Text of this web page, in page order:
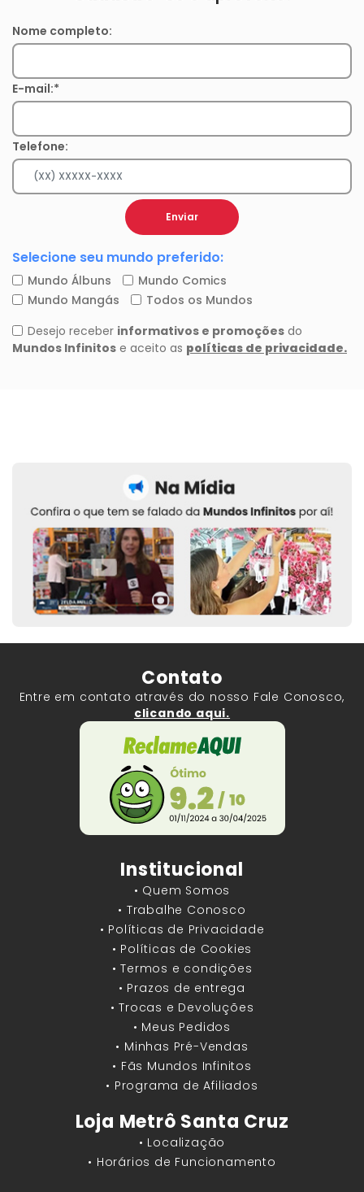
Contato
Entre em contato através do nosso Fale Conosco,
clicando aqui.
Institucional
• Quem Somos
• Trabalhe Conosco
• Políticas de Privacidade
• Políticas de Cookies
• Termos e condições
• Prazos de entrega
• Trocas e Devoluções
• Meus Pedidos
• Minhas Pré-Vendas
• Fãs Mundos Infinitos
• Programa de Afiliados
Loja Metrô Santa Cruz
• Localização
• Horários de Funcionamento